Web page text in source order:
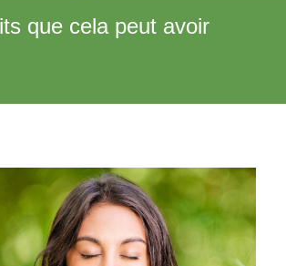
que cela peut avoir